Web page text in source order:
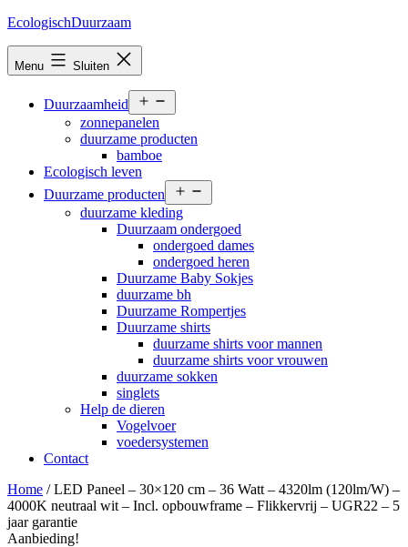
Ga
inhoud
EcologischDuurzaam
Menu Sluiten
Duurzaamheid
menu
zonnepanelen
duurzame producten
bamboe
Ecologisch leven
Duurzame producten
menu
duurzame kleding
Duurzaam ondergoed
ondergoed dames
ondergoed heren
Duurzame Baby Sokjes
duurzame bh
Duurzame Rompertjes
Duurzame shirts
duurzame shirts voor mannen
duurzame shirts voor vrouwen
duurzame sokken
singlets
Help de dieren
Vogelvoer
voedersystemen
Contact
Home / LED Paneel – 30×120 cm – 36 Watt – 4320lm (120lm/W) –
4000K neutraal wit – Incl. opbouwframe – Flikkervrij – UGR22 – 5
jaar garantie
Aanbieding!